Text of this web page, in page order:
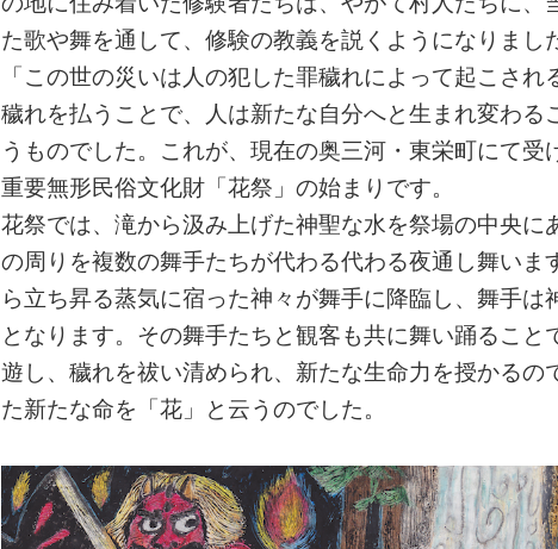
た歌や舞を通して、修験の教義を説くようになりまし
「この世の災いは人の犯した罪穢れによって起こさ
穢れを払うことで、人は新たな自分へと生まれ変わる
うものでした。これが、現在の奥三河・東栄町にて受
重要無形民俗文化財「花祭」の始まりです。
花祭では、滝から汲み上げた神聖な水を祭場の中央に
の周りを複数の舞手たちが代わる代わる夜通し舞いま
ら立ち昇る蒸気に宿った神々が舞手に降臨し、舞手は
となります。その舞手たちと観客も共に舞い踊ること
遊し、穢れを祓い清められ、新たな生命力を授かるの
た新たな命を「花」と云うのでした。